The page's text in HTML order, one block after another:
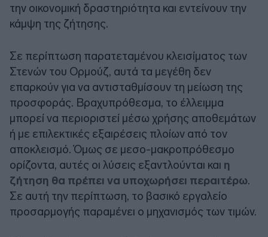
την οικονομική δραστηριότητα και εντείνουν την
κάμψη της ζήτησης.
Σε περίπτωση παρατεταμένου κλεισίματος των
Στενών του Ορμούζ, αυτά τα μεγέθη δεν
επαρκούν για να αντισταθμίσουν τη μείωση της
προσφοράς. Βραχυπρόθεσμα, το έλλειμμα
μπορεί να περιοριστεί μέσω χρήσης αποθεμάτων
ή με επιλεκτικές εξαιρέσεις πλοίων από τον
αποκλεισμό. Όμως σε μεσο-μακροπρόθεσμο
ορίζοντα, αυτές οι λύσεις εξαντλούνται και η
ζήτηση θα πρέπει να υποχωρήσει περαιτέρω.
Σε αυτή την περίπτωση, το βασικό εργαλείο
προσαρμογής παραμένει ο μηχανισμός των τιμών.